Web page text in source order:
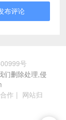
布评论
号
们删除处理,侵
作 | 网站归